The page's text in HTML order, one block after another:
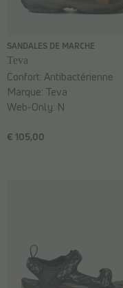
SANDALES DE MARCHE
Teva
€ 105,00
Confort:Antibactérienne
Marque: Teva
Web-Only: N